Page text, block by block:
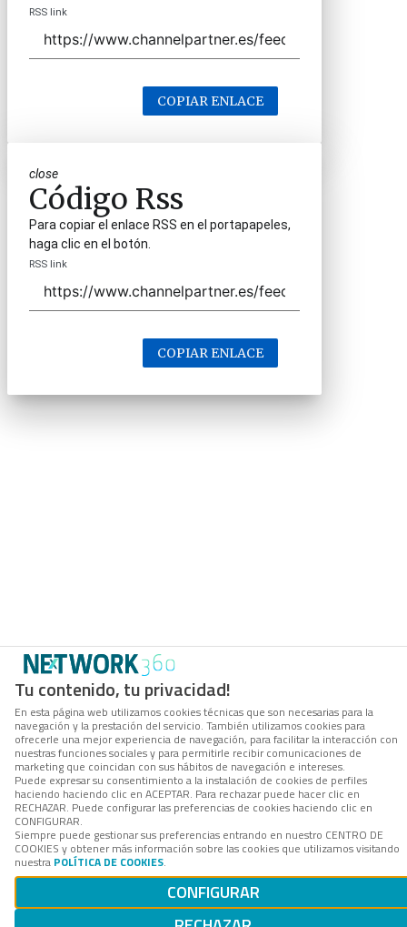
Tu contenido, tu privacidad!
En esta página web utilizamos cookies técnicas que son necesarias para la
navegación y la prestación del servicio. También utilizamos cookies para
ofrecerle una mejor experiencia de navegación, para facilitar la interacción con
nuestras funciones sociales y para permitirle recibir comunicaciones de
marketing que coincidan con sus hábitos de navegación e intereses.
Puede expresar su consentimiento a la instalación de cookies de perfiles
haciendo haciendo clic en ACEPTAR. Para rechazar puede hacer clic en
RECHAZAR. Puede configurar las preferencias de cookies haciendo clic en
CONFIGURAR.
Siempre puede gestionar sus preferencias entrando en nuestro CENTRO DE
COOKIES y obtener más información sobre las cookies que utilizamos visitando
nuestra POLÍTICA DE COOKIES.
CONFIGURAR
RSS link
COPIAR ENLACE
close
Código Rss
Para copiar el enlace RSS en el portapapeles,
haga clic en el botón.
RSS link
COPIAR ENLACE